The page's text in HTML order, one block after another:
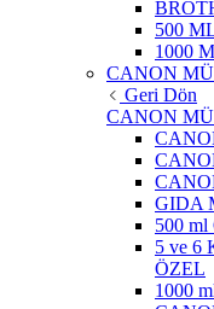
500
1000
CANON
Geri Dön
CANON
GIDA
500
5 ve 6
ÖZEL
1000